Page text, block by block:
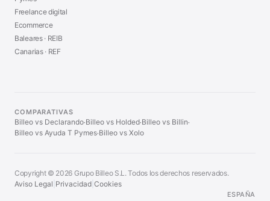
Freelance digital
Ecommerce
Baleares · REIB
Canarias · REF
COMPARATIVAS
Billeo vs Declarando·Billeo vs Holded·Billeo vs Billin·
Billeo vs Ayuda T Pymes·Billeo vs Xolo
Copyright © 2026 Grupo Billeo S.L. Todos los derechos reservados.
Aviso Legal Privacidad Cookies
ESPAÑA